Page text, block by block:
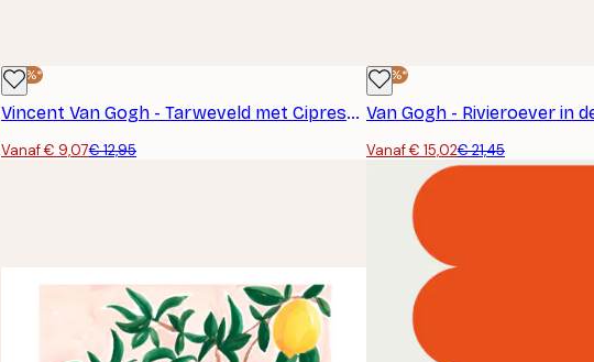
-30%*
Vincent Van Gogh - Tarweveld met Cipressen Poster
Vanaf € 9,07€ 12,95
-30%*
Vanaf € 15,02€ 21,45